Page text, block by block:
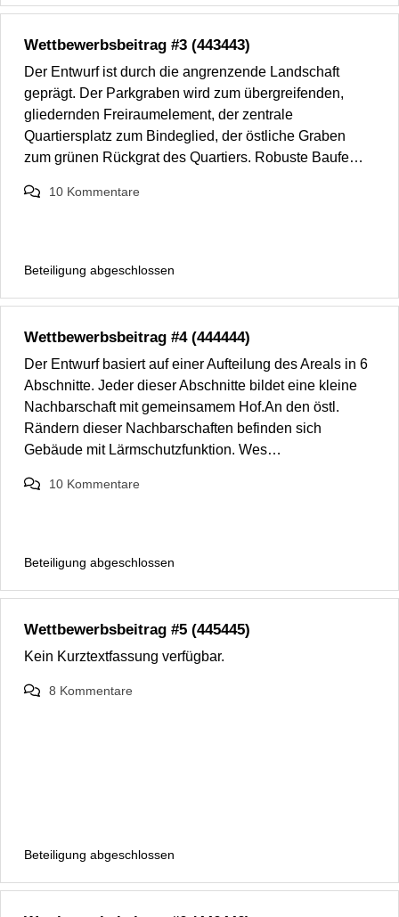
Wettbewerbsbeitrag #3 (443443)
Der Entwurf ist durch die angrenzende Landschaft
geprägt. Der Parkgraben wird zum übergreifenden,
gliedernden Freiraumelement, der zentrale
Quartiersplatz zum Bindeglied, der östliche Graben
zum grünen Rückgrat des Quartiers. Robuste Baufe…
10 Kommentare
Beteiligung abgeschlossen
Wettbewerbsbeitrag #4 (444444)
Der Entwurf basiert auf einer Aufteilung des Areals in 6
Abschnitte. Jeder dieser Abschnitte bildet eine kleine
Nachbarschaft mit gemeinsamem Hof.An den östl.
Rändern dieser Nachbarschaften befinden sich
Gebäude mit Lärmschutzfunktion. Wes…
10 Kommentare
Beteiligung abgeschlossen
Wettbewerbsbeitrag #5 (445445)
Kein Kurztextfassung verfügbar.
8 Kommentare
Beteiligung abgeschlossen